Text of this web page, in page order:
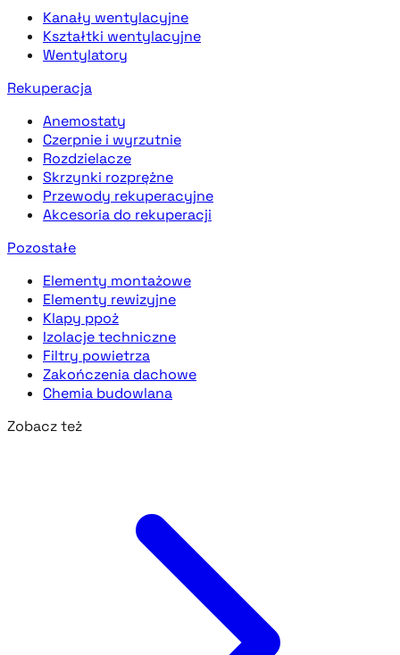
Kanały wentylacyjne
Kształtki wentylacyjne
Wentylatory
Rekuperacja
Anemostaty
Czerpnie i wyrzutnie
Rozdzielacze
Skrzynki rozprężne
Przewody rekuperacyjne
Akcesoria do rekuperacji
Pozostałe
Elementy montażowe
Elementy rewizyjne
Klapy ppoż
Izolacje techniczne
Filtry powietrza
Zakończenia dachowe
Chemia budowlana
Zobacz też